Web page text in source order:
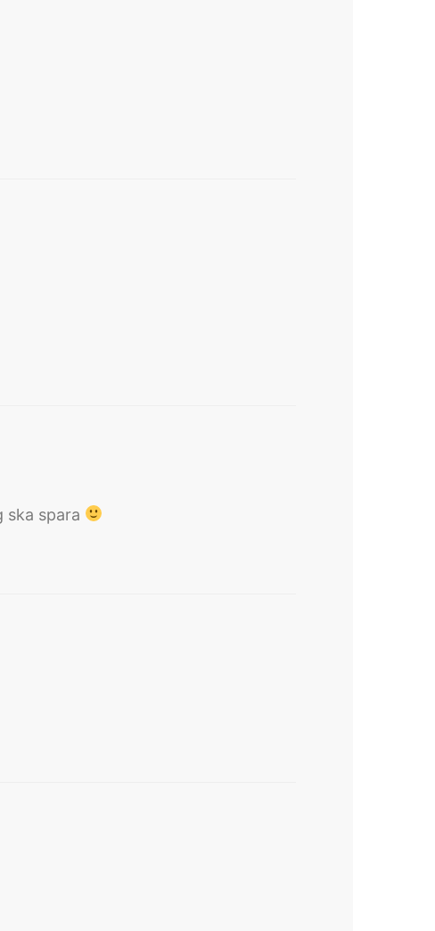
ska spara